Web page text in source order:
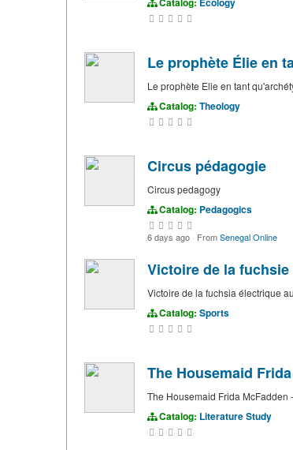
Le prophète Élie en
Le prophète Elie en tant
Catalog: Theology
Circus pédagogie
Circus pedagogy
Catalog: Pedagogics
6 days ago · FromSenegal Online
Victoire de la
Victoire de la fuchsia électrique
Catalog: Sports
The Housemaid
The Housemaid Frida
Catalog: Literature Study